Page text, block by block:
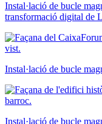
Instal·lació de bucle
transformació digital de
Instal·lació de bucle
Instal·lació de bucle